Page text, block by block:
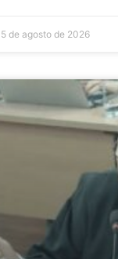
5 de agosto de 2026